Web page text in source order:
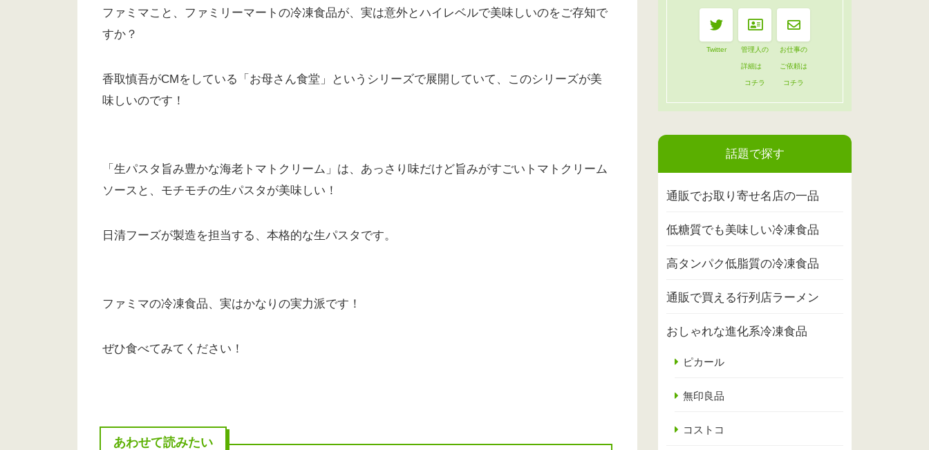
ファミマこと、ファミリーマートの冷凍食品が、実は意外とハイレベルで美味しいのをご存知で
すか？
香取慎吾がCMをしている「お母さん食堂」というシリーズで展開していて、このシリーズが美
味しいのです！
「生パスタ旨み豊かな海老トマトクリーム」は、あっさり味だけど旨みがすごいトマトクリーム
ソースと、モチモチの生パスタが美味しい！
日清フーズが製造を担当する、本格的な生パスタです。
ファミマの冷凍食品、実はかなりの実力派です！
ぜひ食べてみてください！
あわせて読みたい
Twitter 管理人の
詳細は
コチラ
お仕事の
ご依頼は
コチラ
話題で探す
通販でお取り寄せ名店の一品
低糖質でも美味しい冷凍食品
高タンパク低脂質の冷凍食品
通販で買える行列店ラーメン
おしゃれな進化系冷凍食品
ピカール
無印良品
コストコ